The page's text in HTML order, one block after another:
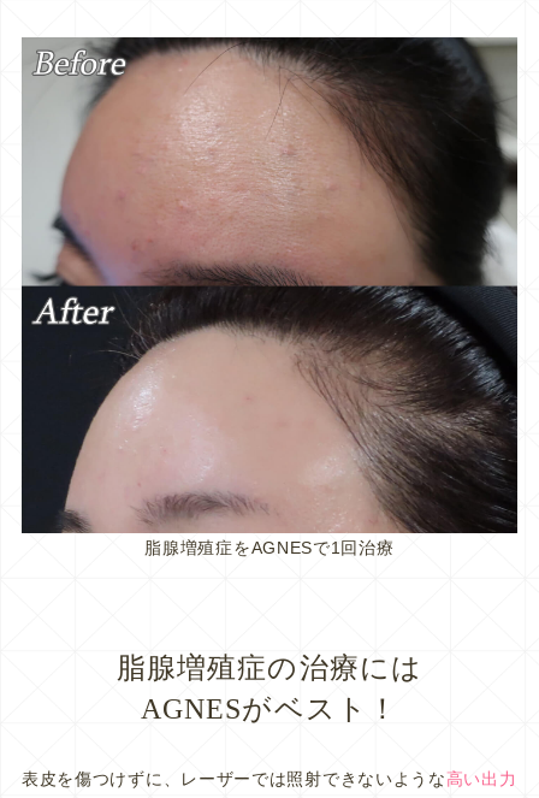
脂腺増殖症をAGNESで1回治療
脂腺増殖症の治療には
AGNESがベスト！
表皮を傷つけずに、レーザーでは照射できないような高い出力